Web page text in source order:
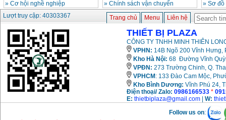
13RE (650W)
Giá:
Máy khoan Bosch
GSB 16RE (750W)
Giá: 1850000
» Cơ hội nghề nghiệp
» Chính sách vận chuyển
» Sơ
Lượt truy cập: 40303367
Trang chủ Menu Liên hệ
THIẾT BỊ PLAZA
CÔNG TY TNHH MINH THIÊN
VPHN: 14B Ngõ 200 Vĩnh Hưng,
Kho Hà Nội: 68 Đường Vĩnh
VPĐN: 273 Trường Chinh, Q.
VPHCM : 133 Đào Cam Mộc,
Kho Bình Dương: Vĩnh Phú 24,
Điện thoại/ Zalo: 0986166533 *
E: thietbiplaza@gmail.com W:
Follow us on: